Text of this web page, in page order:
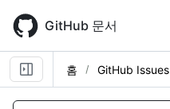
main
content
GitHub 문서
홈 GitHub Issues